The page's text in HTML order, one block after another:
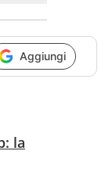
Aggiungi
la